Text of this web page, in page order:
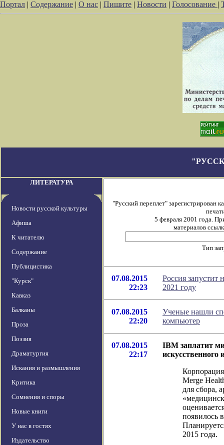
Портал | Содержание | О нас | Пишите | Новости | Голосование |
ЛИТЕРАТУРА
Новости русской культуры
Афиша
К читателю
Содержание
Публицистика
"Курск"
Кавказ
Балканы
Проза
Поэзия
Драматургия
Искания и размышления
Критика
Сомнения и споры
Новые книги
У нас в гостях
Издательство
"Русский переплет" зарегистрирован
5 февраля 2001 года.
материалов
Тип
07.08.2015
22:23
Россия запустит
2021 году
07.08.2015
22:20
Ученые нашли
компьютер
07.08.2015
22:17
IBM заплатит
искусственного
Merge
для сбора,
появилось
2015 года.